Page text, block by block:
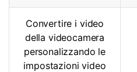
Convertire i video
della videocamera
personalizzando le
impostazioni video